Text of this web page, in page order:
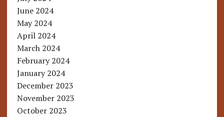
June 2024
May 2024
April 2024
March 2024
February 2024
January 2024
December 2023
November 2023
October 2023